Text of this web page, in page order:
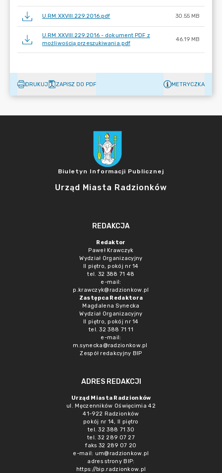
U.RM.XXVIII.229.2016.pdf 30.55 MB
U.RM.XXVIII.229.2016 - dokument PDF z
możliwością przeszukiwania.pdf
46.19 MB
DRUKUJ ZAPISZ DO PDF METRYCZKA
Biuletyn Informacji Publicznej
Urząd Miasta Radzionków
REDAKCJA
Redaktor
Paweł Krawczyk
Wydział Organizacyjny
II piętro, pokój nr 14
tel. 32 388 71 48
e-mail:
p.krawczyk@radzionkow.pl
Zastępca Redaktora
Magdalena Synecka
Wydział Organizacyjny
II piętro, pokój nr 14
tel. 32 388 71 11
e-mail:
m.synecka@radzionkow.pl
Zespół redakcyjny BIP
ADRES REDAKCJI
Urząd Miasta Radzionków
ul. Męczenników Oświęcimia 42
41-922 Radzionków
pokój nr 14, II piętro
tel. 32 388 71 30
tel. 32 289 07 27
faks 32 289 07 20
e-mail: um@radzionkow.pl
adres strony BIP:
https://bip.radzionkow.pl